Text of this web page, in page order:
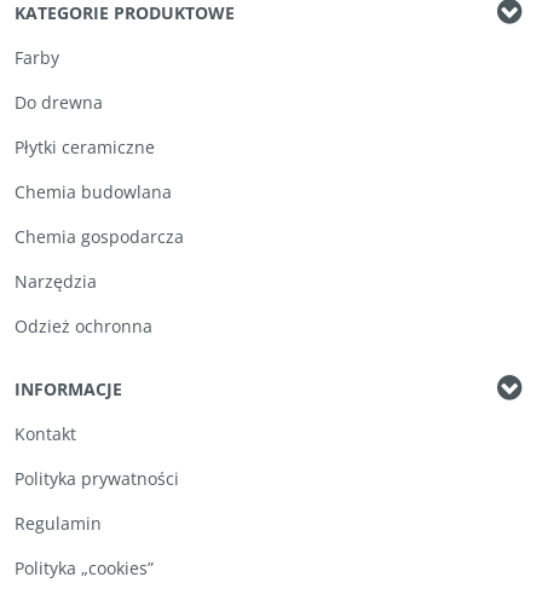
KATEGORIE PRODUKTOWE
Farby
Do drewna
Płytki ceramiczne
Chemia budowlana
Chemia gospodarcza
Narzędzia
Odzież ochronna
INFORMACJE
Kontakt
Polityka prywatności
Regulamin
Polityka „cookies”